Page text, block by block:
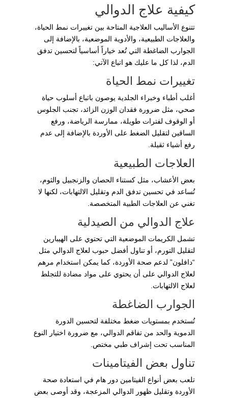
كيفية علاج الدوالي
تتنوع الأساليب العلاجية المتاحة بين تغييرات نمط الحياة،
والعلاجات الطبيعية، والأدوية الموضعية، بالإضافة إلى
الجوارب الضاغطة التي تُعد خياراً أساسياً لتحسين تدفق
الدم، لذا كل ما عليك هو اتباع الآتي:
تغييرات نمط الحياة
أغلب أطباء وخبراء الجلدية يوصون باتباع أسلوب حياة
صحي، مثل ضرورة فقدان الوزن الزائد، تجنب الجلوس
أو الوقوف لفترات طويلة، ممارسة الرياضة، ورفع
الساقين لتقليل الضغط على الأوردة بالإضافة إلى عدم
رفع أشياء ثقيلة.
العلاجات الطبيعية
بعض الأعشاب، مثل كستناء الحصان والزنجبيل والثوم،
تُساعد في تحسين تدفق الدم وتقليل الالتهابات، لكنها لا
تغني عن العلاجات الطبية المتخصصة.
علاج الدوالي من الصيدلية
تشمل الكريمات الموضعية التي تحتوي على الهيبارين
لتقليل التورم، أو تناول أفضل حبوب لعلاج الدوالي مثل
“دافلون” لدعم صحة الأوردة، كما يمكن استخدام مرهم
لعلاج الدوالي على أن يحتوي على مواد مضادة للتجلط
لعلاج الالتهابات.
الجوارب الضاغطة
تُستخدم بمستويات ضغط مختلفة لتحسين الدورة
الدموية والحد من تفاقم الدوالي، مع ضرورة اختيار النوع
المناسب تحت إشراف طبي مختص.
تناول بعض الفيتامينات
تلعب بعض أنواع الفيتامين دور هام في استعادة صحة
الأوردة وتقليل ظهور الدوالي المزعجة، وقد أوصى بعض